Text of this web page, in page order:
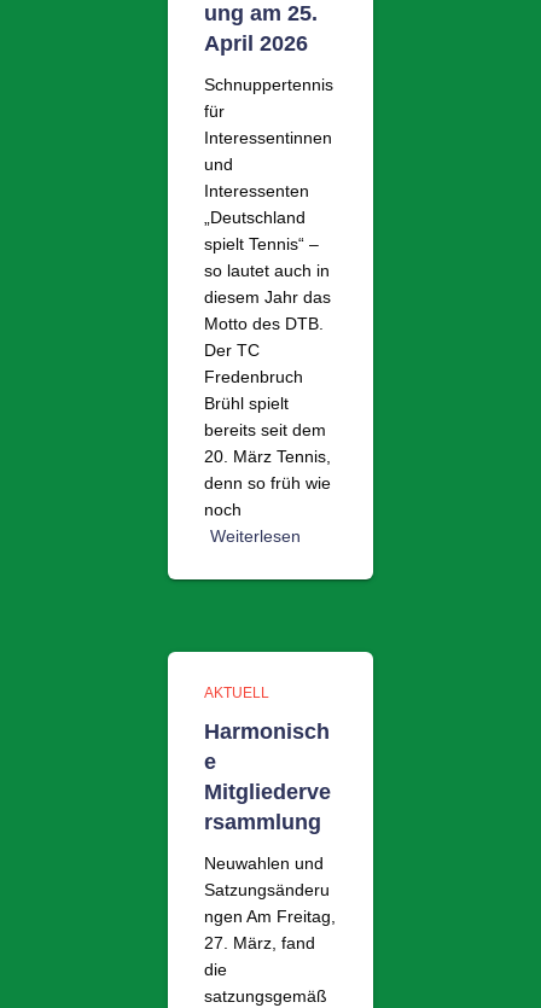
ung am 25.
April 2026
Schnuppertennis
für
Interessentinnen
und
Interessenten
„Deutschland
spielt Tennis“ –
so lautet auch in
diesem Jahr das
Motto des DTB.
Der TC
Fredenbruch
Brühl spielt
bereits seit dem
20. März Tennis,
denn so früh wie
noch
Weiterlesen
AKTUELL
Harmonisch
e
Mitgliederve
rsammlung
Neuwahlen und
Satzungsänderu
ngen Am Freitag,
27. März, fand
die
satzungsgemäß